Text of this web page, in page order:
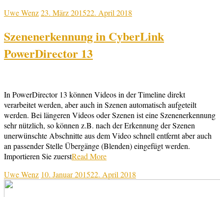
Uwe Wenz23. März 201522. April 2018
Szenenerkennung in CyberLink
PowerDirector 13
In PowerDirector 13 können Videos in der Timeline direkt
verarbeitet werden, aber auch in Szenen automatisch aufgeteilt
werden. Bei längeren Videos oder Szenen ist eine Szenenerkennung
sehr nützlich, so können z.B. nach der Erkennung der Szenen
unerwünschte Abschnitte aus dem Video schnell entfernt aber auch
an passender Stelle Übergänge (Blenden) eingefügt werden.
Importieren Sie zuerstRead More
Uwe Wenz 10. Januar 201522. April 2018